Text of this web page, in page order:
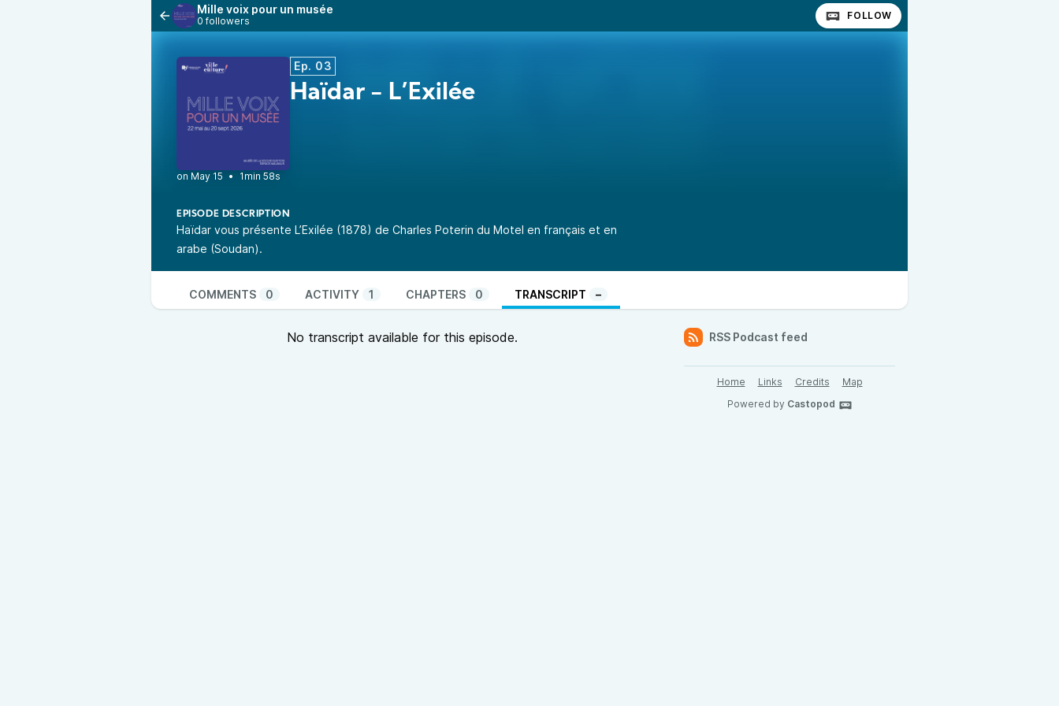
Mille voix pour un musée
0 followers FOLLOW
Ep. 03
Haïdar - L’Exilée
• 1min 58s
EPISODE DESCRIPTION
Haïdar vous présente L’Exilée (1878) de Charles Poterin du Motel en français et en
arabe (Soudan).
COMMENTS 0 ACTIVITY 1 CHAPTERS 0 TRANSCRIPT –
No transcript available for this episode. RSS Podcast feed
Home Links Credits
Map
Powered by Castopod